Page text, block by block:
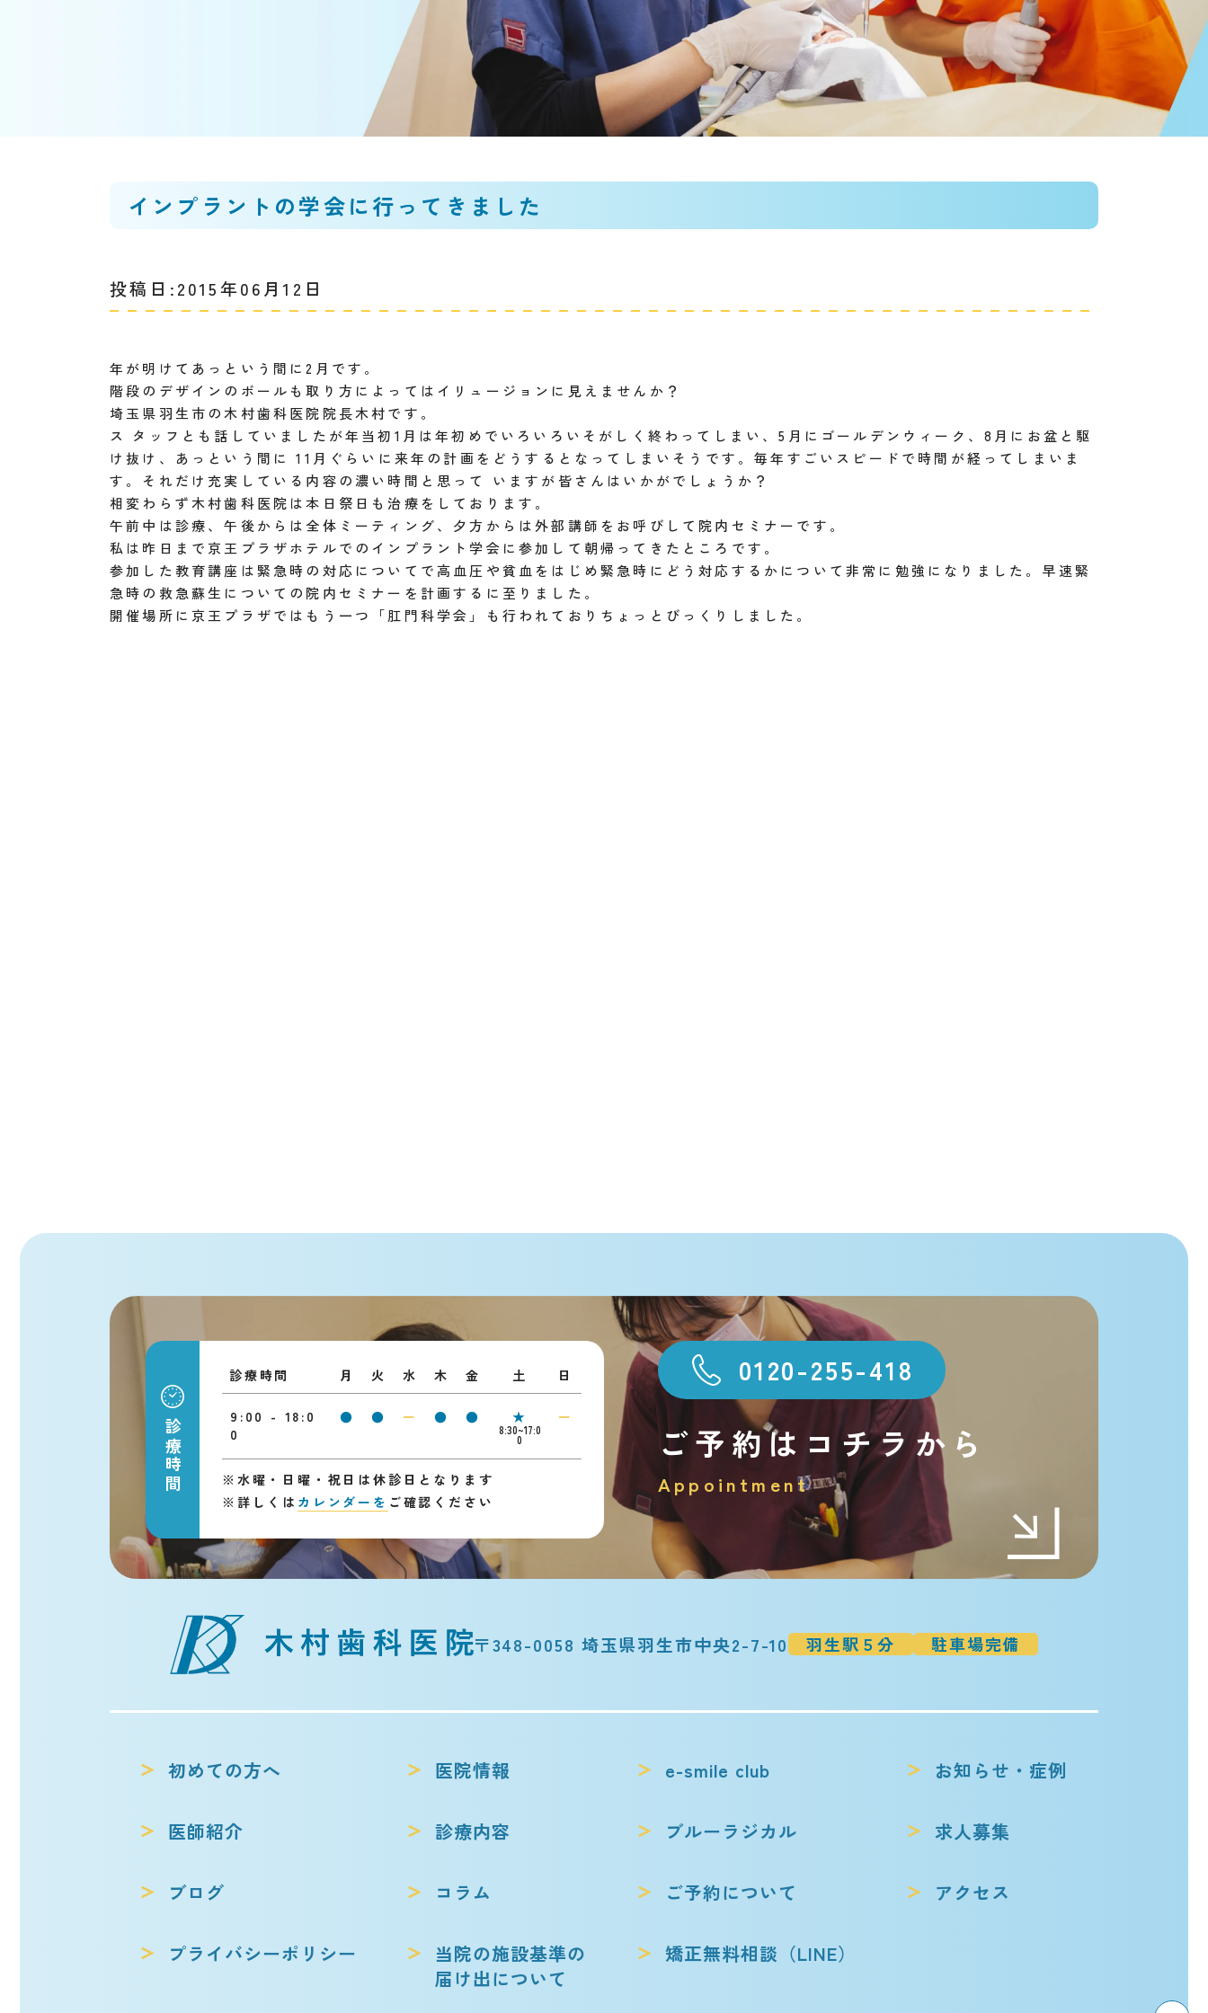
インプラントの学会に行ってきました
投稿日:2015年06月12日
年が明けてあっという間に2月です。
階段のデザインのボールも取り方によってはイリュージョンに見えませんか？
埼玉県羽生市の木村歯科医院院長木村です。
ス タッフとも話していましたが年当初1月は年初めでいろいろいそがしく終わってしまい、5月にゴールデンウィーク、8月にお盆と駆
け抜け、あっという間に 11月ぐらいに来年の計画をどうするとなってしまいそうです。毎年すごいスピードで時間が経ってしまいま
す。それだけ充実している内容の濃い時間と思って いますが皆さんはいかがでしょうか？
相変わらず木村歯科医院は本日祭日も治療をしております。
午前中は診療、午後からは全体ミーティング、夕方からは外部講師をお呼びして院内セミナーです。
私は昨日まで京王プラザホテルでのインプラント学会に参加して朝帰ってきたところです。
参加した教育講座は緊急時の対応についてで高血圧や貧血をはじめ緊急時にどう対応するかについて非常に勉強になりました。早速緊
急時の救急蘇生についての院内セミナーを計画するに至りました。
開催場所に京王プラザではもう一つ「肛門科学会」も行われておりちょっとびっくりしました。
診療時間
診療時間 月 火 水 木 金 土 日
9:00 - 18:0
0
● ● ー ● ● ★
8:30~17:0
0
ー
※ 水曜・日曜・祝日は休診日となります
※ 詳しくは カレンダーを ご確認ください
0120-255-418
ご予約はコチラから
Appointment
〒348-0058 埼玉県羽生市中央2-7-10 羽生駅５分 駐車場完備
初めての方へ 医院情報 e-smile club お知らせ・症例
医師紹介 診療内容 ブルーラジカル 求人募集
ブログ コラム ご予約について アクセス
プライバシーポリシー
当院の施設基準の
届け出について
矯正無料相談 （LINE）